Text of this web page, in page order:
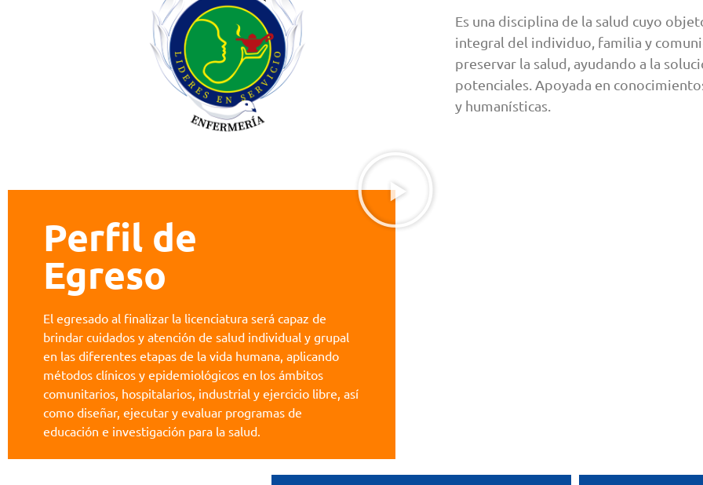
Es una disciplina de la salud cuyo
integral del individuo, familia y
preservar la salud, ayudando a la
potenciales. Apoyada en
y humanísticas.
Perfil de
Egreso
El egresado al finalizar la licenciatura será capaz de
brindar cuidados y atención de salud individual y grupal
en las diferentes etapas de la vida humana, aplicando
métodos clínicos y epidemiológicos en los ámbitos
comunitarios, hospitalarios, industrial y ejercicio libre, así
como diseñar, ejecutar y evaluar programas de
educación e investigación para la salud.